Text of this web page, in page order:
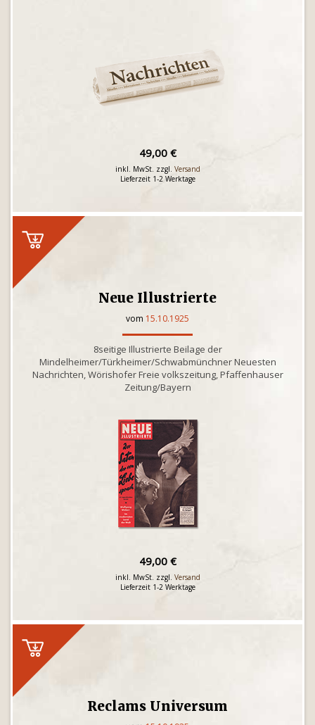
49,00 €
inkl. MwSt. zzgl. Versand
Lieferzeit 1-2 Werktage
Neue Illustrierte
vom 15.10.1925
8seitige Illustrierte Beilage der
Mindelheimer/Türkheimer/Schwabmünchner Neuesten
Nachrichten, Wörishofer Freie volkszeitung, Pfaffenhauser
Zeitung/Bayern
49,00 €
inkl. MwSt. zzgl. Versand
Lieferzeit 1-2 Werktage
Reclams Universum